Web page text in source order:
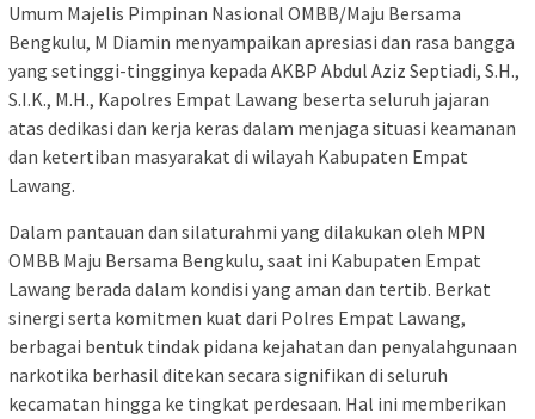
Umum Majelis Pimpinan Nasional OMBB/Maju Bersama
Bengkulu, M Diamin menyampaikan apresiasi dan rasa bangga
yang setinggi-tingginya kepada AKBP Abdul Aziz Septiadi, S.H.,
S.I.K., M.H., Kapolres Empat Lawang beserta seluruh jajaran
atas dedikasi dan kerja keras dalam menjaga situasi keamanan
dan ketertiban masyarakat di wilayah Kabupaten Empat
Lawang.
Dalam pantauan dan silaturahmi yang dilakukan oleh MPN
OMBB Maju Bersama Bengkulu, saat ini Kabupaten Empat
Lawang berada dalam kondisi yang aman dan tertib. Berkat
sinergi serta komitmen kuat dari Polres Empat Lawang,
berbagai bentuk tindak pidana kejahatan dan penyalahgunaan
narkotika berhasil ditekan secara signifikan di seluruh
kecamatan hingga ke tingkat perdesaan. Hal ini memberikan